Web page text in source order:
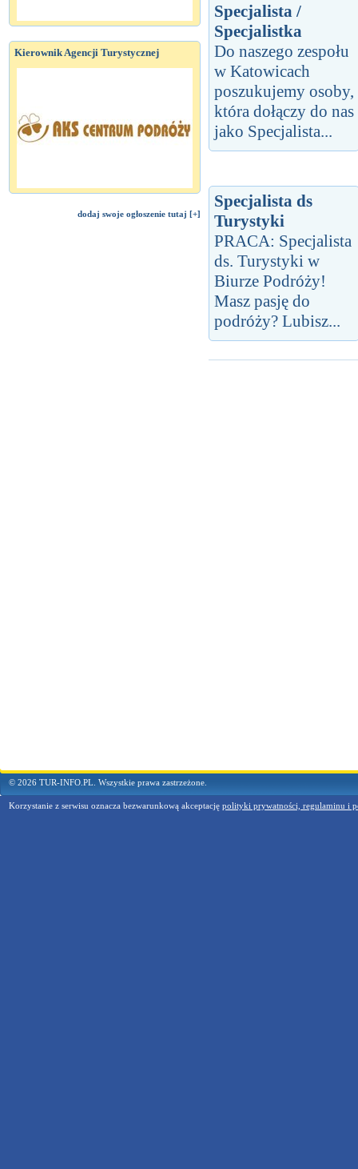
Kierownik Agencji Turystycznej
dodaj swoje ogłoszenie tutaj [+]
Specjalista /
Specjalistka
Do naszego zespołu
w Katowicach
poszukujemy osoby,
która dołączy do nas
jako Specjalista...
Specjalista ds
Turystyki
PRACA: Specjalista
ds. Turystyki w
Biurze Podróży!
Masz pasję do
podróży? Lubisz...
© 2026 TUR-INFO.PL. Wszystkie prawa zastrzeżone.
Korzystanie z serwisu oznacza bezwarunkową akceptację polityki prywatności, regulaminu i